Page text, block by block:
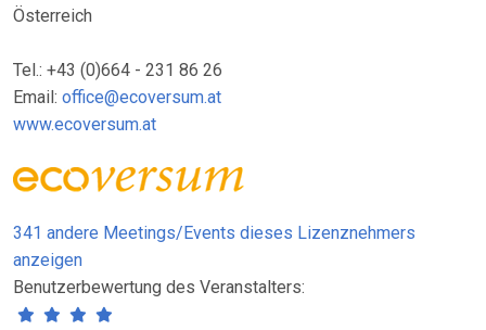
Österreich
Tel.: +43 (0)664 - 231 86 26
Email: office@ecoversum.at
www.ecoversum.at
341 andere Meetings/Events dieses Lizenznehmers
anzeigen
Benutzerbewertung des Veranstalters: